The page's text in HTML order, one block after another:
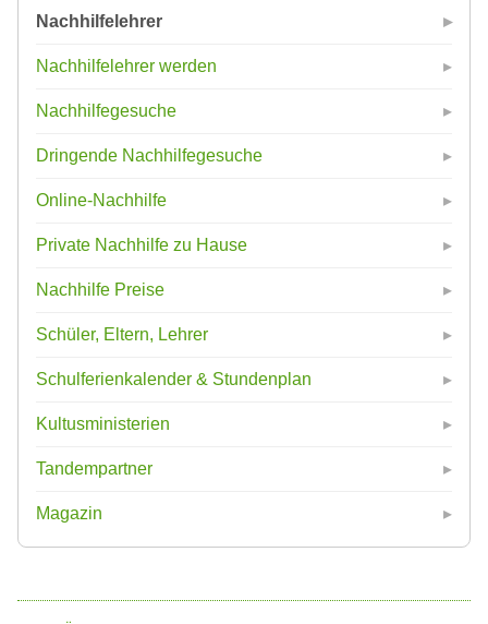
Nachhilfelehrer
Nachhilfelehrer werden
Nachhilfegesuche
Dringende Nachhilfegesuche
Online-Nachhilfe
Private Nachhilfe zu Hause
Nachhilfe Preise
Schüler, Eltern, Lehrer
Schulferienkalender & Stundenplan
Kultusministerien
Tandempartner
Magazin